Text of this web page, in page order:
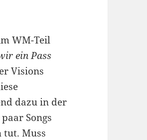
WM-Teil
ein Pass
Visions
dazu in der
Songs
tut. Muss